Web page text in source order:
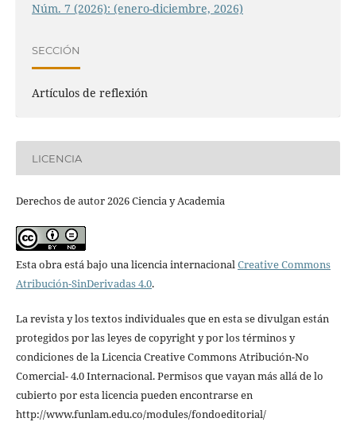
Núm. 7 (2026): (enero-diciembre, 2026)
SECCIÓN
Artículos de reflexión
LICENCIA
Derechos de autor 2026 Ciencia y Academia
Esta obra está bajo una licencia internacionalCreative Commons
Atribución-SinDerivadas 4.0.
La revista y los textos individuales que en esta se divulgan están
protegidos por las leyes de copyright y por los términos y
condiciones de la Licencia Creative Commons Atribución-No
Comercial- 4.0 Internacional. Permisos que vayan más allá de lo
cubierto por esta licencia pueden encontrarse en
http://www.funlam.edu.co/modules/fondoeditorial/